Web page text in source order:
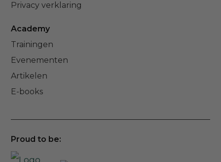
Privacy verklaring
Academy
Trainingen
Evenementen
Artikelen
E-books
Proud to be: